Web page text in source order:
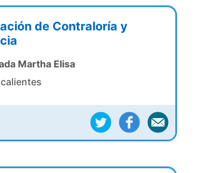
de Contraloría y
Martha Elisa